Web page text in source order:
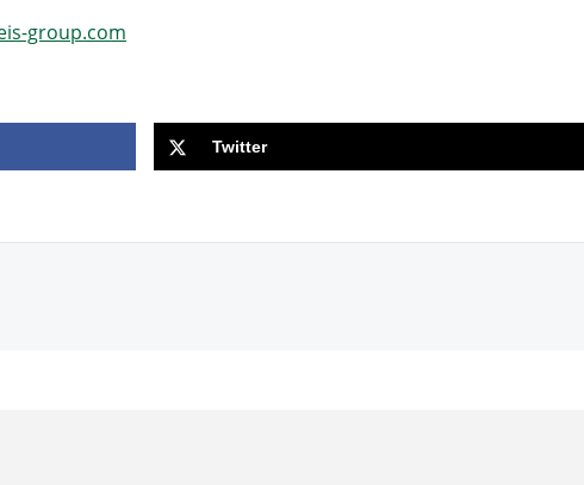
group.com
Twitter